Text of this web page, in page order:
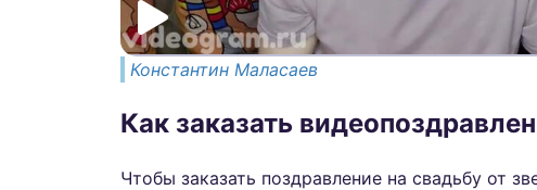
Константин Маласаев
Как заказать
Чтобы заказать поздравление на свадьбу от